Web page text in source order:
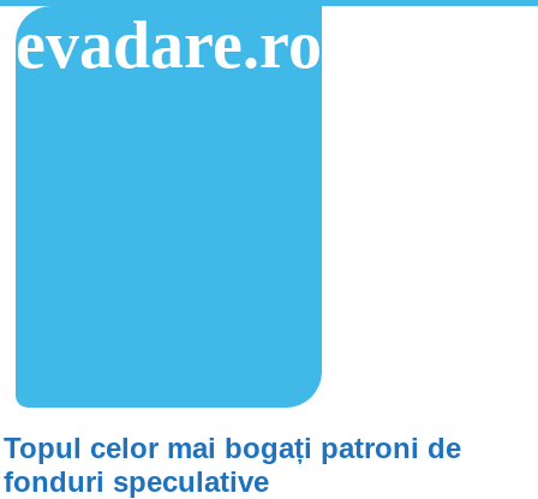
evadare.ro
Topul celor mai bogați patroni de
fonduri speculative